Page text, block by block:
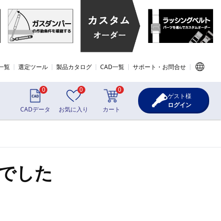
覧 選定ツール 製品カタログ CAD一覧 サポート・お問合せ
0
CADデータ
0
お気に入り
0
カート
ゲスト様
ログイン
した